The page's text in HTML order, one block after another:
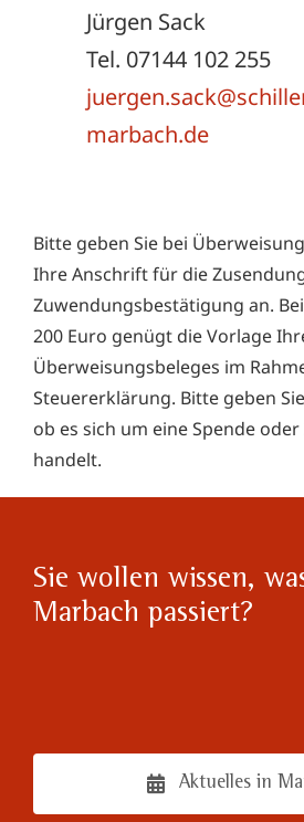
Jürgen Sack
Tel. 07144 102 255
marbach.de
Bitte geben Sie bei
Ihre Anschrift für die
Zuwendungsbestätigung an.
200 Euro genügt die Vorlage
Überweisungsbeleges im
Steuererklärung. Bitte geben
ob es sich um eine Spende
handelt.
Sie wollen wissen,
Marbach passiert?
Aktuelles in